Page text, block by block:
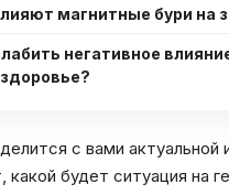
магнитные бури на
негативное
с вами актуальной
какой будет ситуация на